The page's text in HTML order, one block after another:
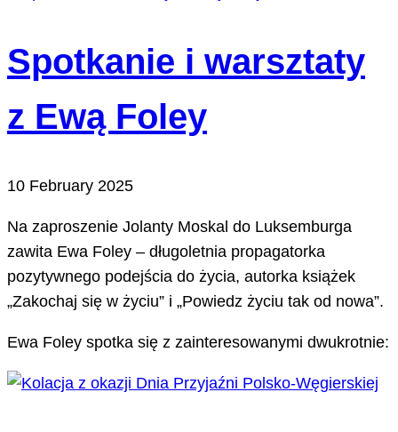
Spotkanie i warsztaty
z Ewą Foley
10 February 2025
Na zaproszenie Jolanty Moskal do Luksemburga
zawita Ewa Foley – długoletnia propagatorka
pozytywnego podejścia do życia, autorka książek
„Zakochaj się w życiu” i „Powiedz życiu tak od nowa”.
Ewa Foley spotka się z zainteresowanymi dwukrotnie: